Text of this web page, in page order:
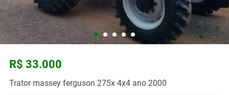
R$ 33.000
Trator massey ferguson 275x 4x4 ano 2000